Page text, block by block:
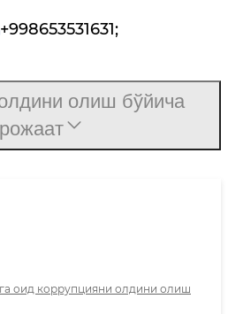
+998653531631;
оид коррупцияни олдини олиш
олиш бўйича